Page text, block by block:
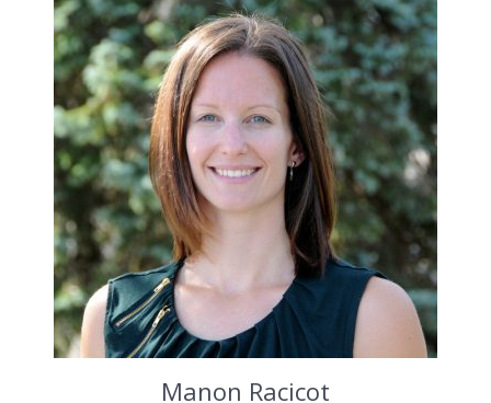
Manon Racicot